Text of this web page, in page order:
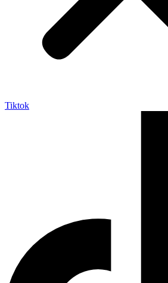
Tiktok